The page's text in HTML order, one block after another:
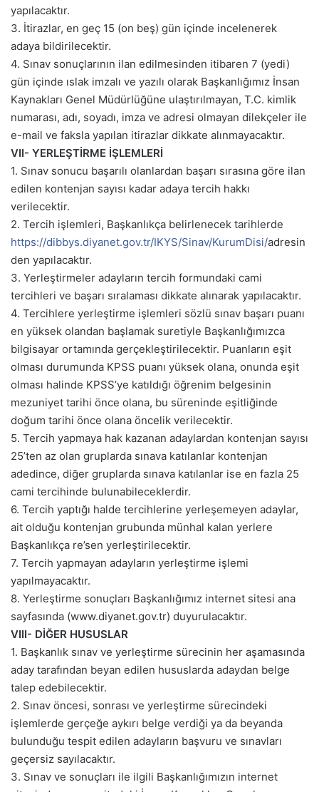
yapılacaktır.
3. İtirazlar, en geç 15 (on beş) gün içinde incelenerek
adaya bildirilecektir.
4. Sınav sonuçlarının ilan edilmesinden itibaren 7 (yedi)
gün içinde ıslak imzalı ve yazılı olarak Başkanlığımız İnsan
Kaynakları Genel Müdürlüğüne ulaştırılmayan, T.C. kimlik
numarası, adı, soyadı, imza ve adresi olmayan dilekçeler ile
e-mail ve faksla yapılan itirazlar dikkate alınmayacaktır.
VII- YERLEŞTİRME İŞLEMLERİ
1. Sınav sonucu başarılı olanlardan başarı sırasına göre ilan
edilen kontenjan sayısı kadar adaya tercih hakkı
verilecektir.
2. Tercih işlemleri, Başkanlıkça belirlenecek tarihlerde
https://dibbys.diyanet.gov.tr/IKYS/Sinav/KurumDisi/adresin
den yapılacaktır.
3. Yerleştirmeler adayların tercih formundaki cami
tercihleri ve başarı sıralaması dikkate alınarak yapılacaktır.
4. Tercihlere yerleştirme işlemleri sözlü sınav başarı puanı
en yüksek olandan başlamak suretiyle Başkanlığımızca
bilgisayar ortamında gerçekleştirilecektir. Puanların eşit
olması durumunda KPSS puanı yüksek olana, onunda eşit
olması halinde KPSS’ye katıldığı öğrenim belgesinin
mezuniyet tarihi önce olana, bu süreninde eşitliğinde
doğum tarihi önce olana öncelik verilecektir.
5. Tercih yapmaya hak kazanan adaylardan kontenjan sayısı
25’ten az olan gruplarda sınava katılanlar kontenjan
adedince, diğer gruplarda sınava katılanlar ise en fazla 25
cami tercihinde bulunabileceklerdir.
6. Tercih yaptığı halde tercihlerine yerleşemeyen adaylar,
ait olduğu kontenjan grubunda münhal kalan yerlere
Başkanlıkça re’sen yerleştirilecektir.
7. Tercih yapmayan adayların yerleştirme işlemi
yapılmayacaktır.
8. Yerleştirme sonuçları Başkanlığımız internet sitesi ana
sayfasında (www.diyanet.gov.tr) duyurulacaktır.
VIII- DİĞER HUSUSLAR
1. Başkanlık sınav ve yerleştirme sürecinin her aşamasında
aday tarafından beyan edilen hususlarda adaydan belge
talep edebilecektir.
2. Sınav öncesi, sonrası ve yerleştirme sürecindeki
işlemlerde gerçeğe aykırı belge verdiği ya da beyanda
bulunduğu tespit edilen adayların başvuru ve sınavları
geçersiz sayılacaktır.
3. Sınav ve sonuçları ile ilgili Başkanlığımızın internet